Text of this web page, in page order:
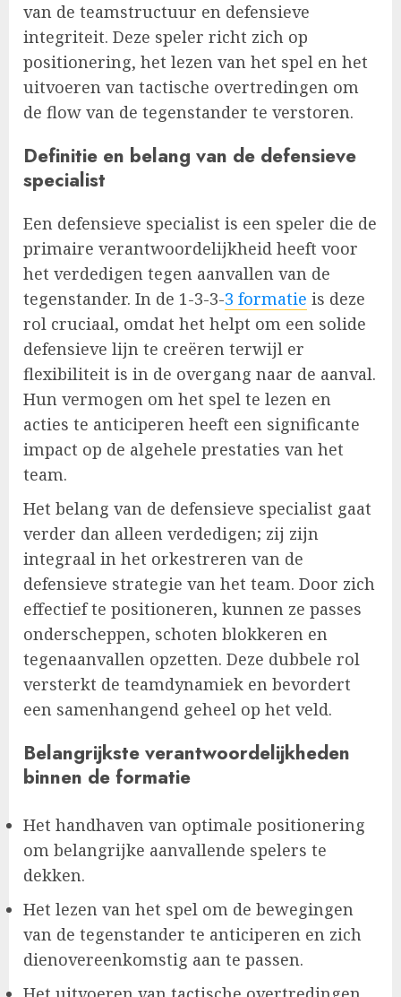
van de teamstructuur en defensieve
integriteit. Deze speler richt zich op
positionering, het lezen van het spel en het
uitvoeren van tactische overtredingen om
de flow van de tegenstander te verstoren.
Definitie en belang van de defensieve
specialist
Een defensieve specialist is een speler die de
primaire verantwoordelijkheid heeft voor
het verdedigen tegen aanvallen van de
tegenstander. In de 1-3-3-3 formatie is deze
rol cruciaal, omdat het helpt om een solide
defensieve lijn te creëren terwijl er
flexibiliteit is in de overgang naar de aanval.
Hun vermogen om het spel te lezen en
acties te anticiperen heeft een significante
impact op de algehele prestaties van het
team.
Het belang van de defensieve specialist gaat
verder dan alleen verdedigen; zij zijn
integraal in het orkestreren van de
defensieve strategie van het team. Door zich
effectief te positioneren, kunnen ze passes
onderscheppen, schoten blokkeren en
tegenaanvallen opzetten. Deze dubbele rol
versterkt de teamdynamiek en bevordert
een samenhangend geheel op het veld.
Belangrijkste verantwoordelijkheden
binnen de formatie
Het handhaven van optimale positionering
om belangrijke aanvallende spelers te
dekken.
Het lezen van het spel om de bewegingen
van de tegenstander te anticiperen en zich
dienovereenkomstig aan te passen.